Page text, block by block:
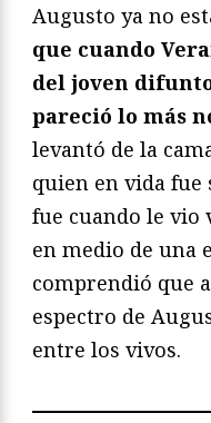
Augusto ya no
que cuando
del joven
pareció lo más
levantó de la
quien en vida
fue cuando le vio
en medio de una
comprendió que
espectro de
entre los vivos.